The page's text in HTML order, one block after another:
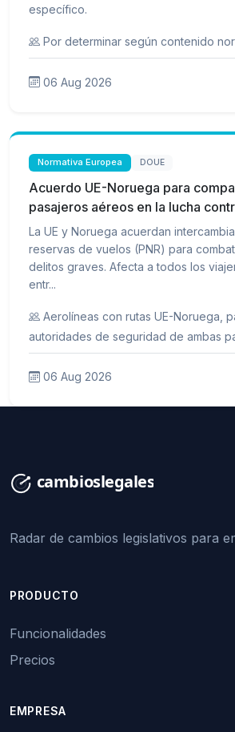
específico.
Por determinar según contenido
06 Aug 2026
Normativa Europea DOUE
Acuerdo UE-Noruega para
pasajeros aéreos en la lucha
La UE y Noruega acuerdan
reservas de vuelos (PNR) para
delitos graves. Afecta a todos los
entr...
Aerolíneas con rutas UE-Noruega,
autoridades de seguridad de ambas
06 Aug 2026
Radar de cambios legislativos para
PRODUCTO
Funcionalidades
Precios
EMPRESA